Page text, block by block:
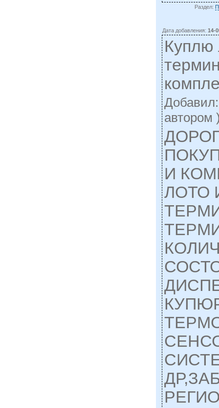
Раздел:
Дата добавления:14-
Куплю
автором
И
ЛОТО